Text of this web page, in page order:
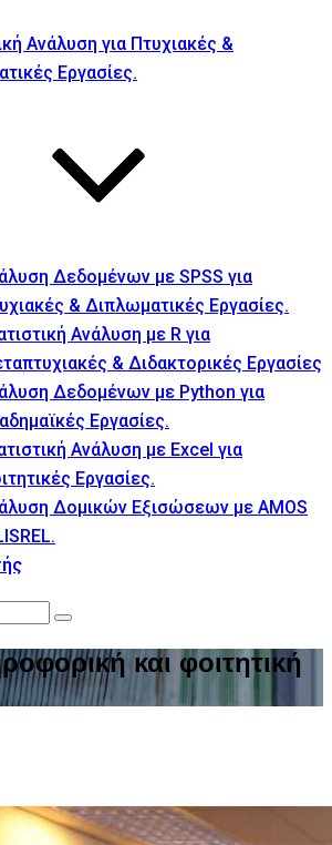
Ανάλυση για Πτυχιακές &
Εργασίες.
Δεδομένων με SPSS για
& Διπλωματικές Εργασίες.
Ανάλυση με R για
& Διδακτορικές Εργασίες
Δεδομένων με Python για
Εργασίες.
Ανάλυση με Excel για
Εργασίες.
Δομικών Εξισώσεων με AMOS
και φοιτητική